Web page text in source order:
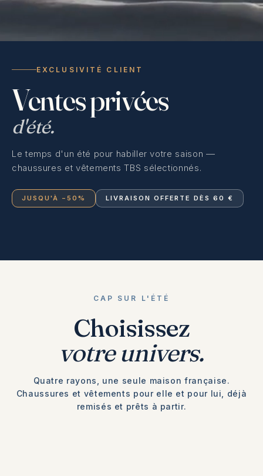
EXCLUSIVITÉ CLIENT
Ventes privées
d'été.
Le temps d'un été pour habiller votre saison —
chaussures et vêtements TBS sélectionnés.
JUSQU'À −50% LIVRAISON OFFERTE DÈS 60 €
CAP SUR L'ÉTÉ
Choisissez
votre univers.
Quatre rayons, une seule maison française.
Chaussures et vêtements pour elle et pour lui, déjà
remisés et prêts à partir.